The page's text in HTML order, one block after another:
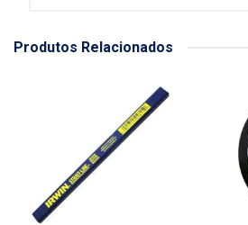
Produtos Relacionados